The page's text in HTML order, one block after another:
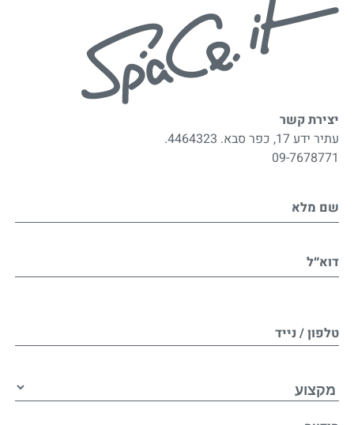
יצירת קשר
עתיר ידע 17, כפר סבא. 4464323.
09-7678771
שם מלא
דוא״ל
טלפון / נייד